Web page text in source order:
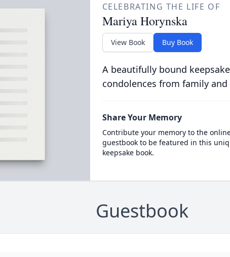
CELEBRATING THE LIFE OF
Mariya Horynska
View Book Buy Book
A beautifully bound
condolences from family and
Share Your Memory
Contribute your memory to the
guestbook to be featured in this
keepsake book.
Guestbook